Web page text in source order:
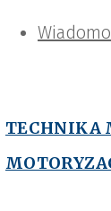
TECHNIKA